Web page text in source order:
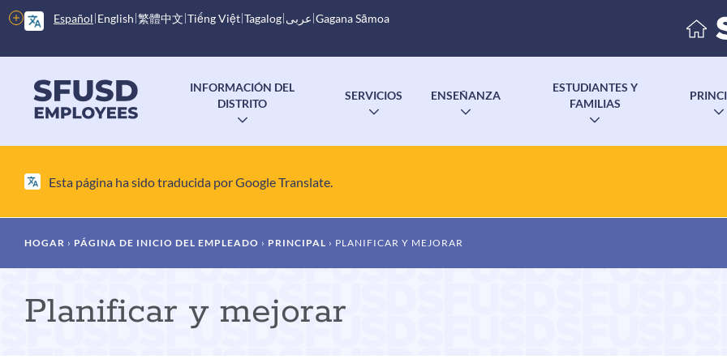
Saltar
al
principal
Español English 繁體中文 Tiếng Việt Tagalog عربى Gagana Sāmoa
Más
opciones
principal
INFORMACIÓN DEL
DISTRITO
ALTERNAR
SERVICIOS
ALTERNAR
ENSEÑANZA
ESTUDIANTES Y
FAMILIAS
Esta página ha sido traducida por Google Translate.
Migaja
pan
HOGAR PÁGINA DE INICIO DEL EMPLEADO PRINCIPAL PLANIFICAR Y MEJORAR
Planificar y mejorar